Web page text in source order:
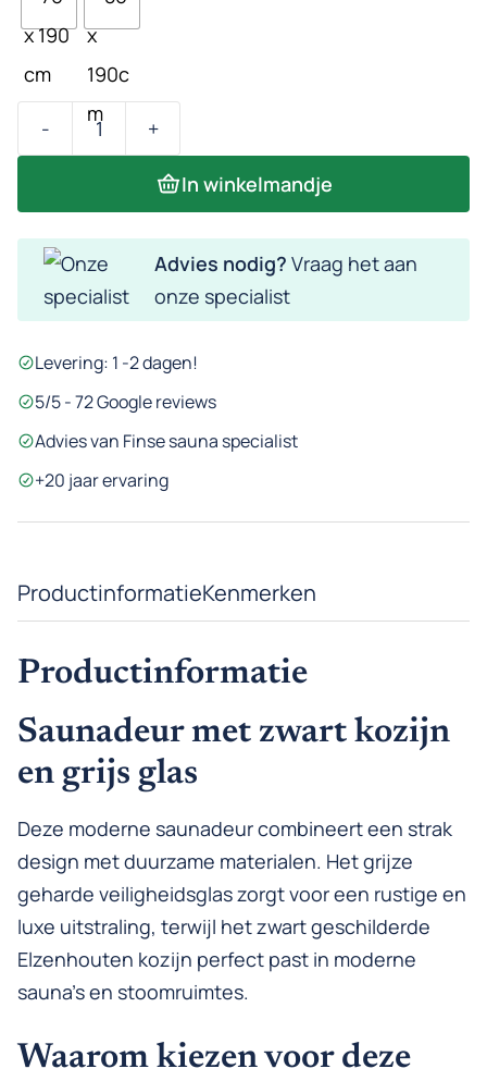
-
compleet:
Grijs
glas
met
zwart
aantal
+
In winkelmandje
Advies nodig? Vraag het aan
onze specialist
Levering: 1 -2 dagen!
5/5 - 72 Google reviews
Advies van Finse sauna specialist
+20 jaar ervaring
ProductinformatieKenmerken
Productinformatie
Saunadeur met zwart kozijn
en grijs glas
Deze moderne saunadeur combineert een strak
design met duurzame materialen. Het grijze
geharde veiligheidsglas zorgt voor een rustige en
luxe uitstraling, terwijl het zwart geschilderde
Elzenhouten kozijn perfect past in moderne
sauna’s en stoomruimtes.
Waarom kiezen voor deze